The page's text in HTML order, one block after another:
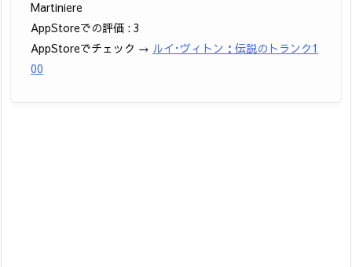
Martiniere
AppStoreでの評価 : 3
AppStoreでチェック → ルイ･ヴィトン：伝説のトランク1
00